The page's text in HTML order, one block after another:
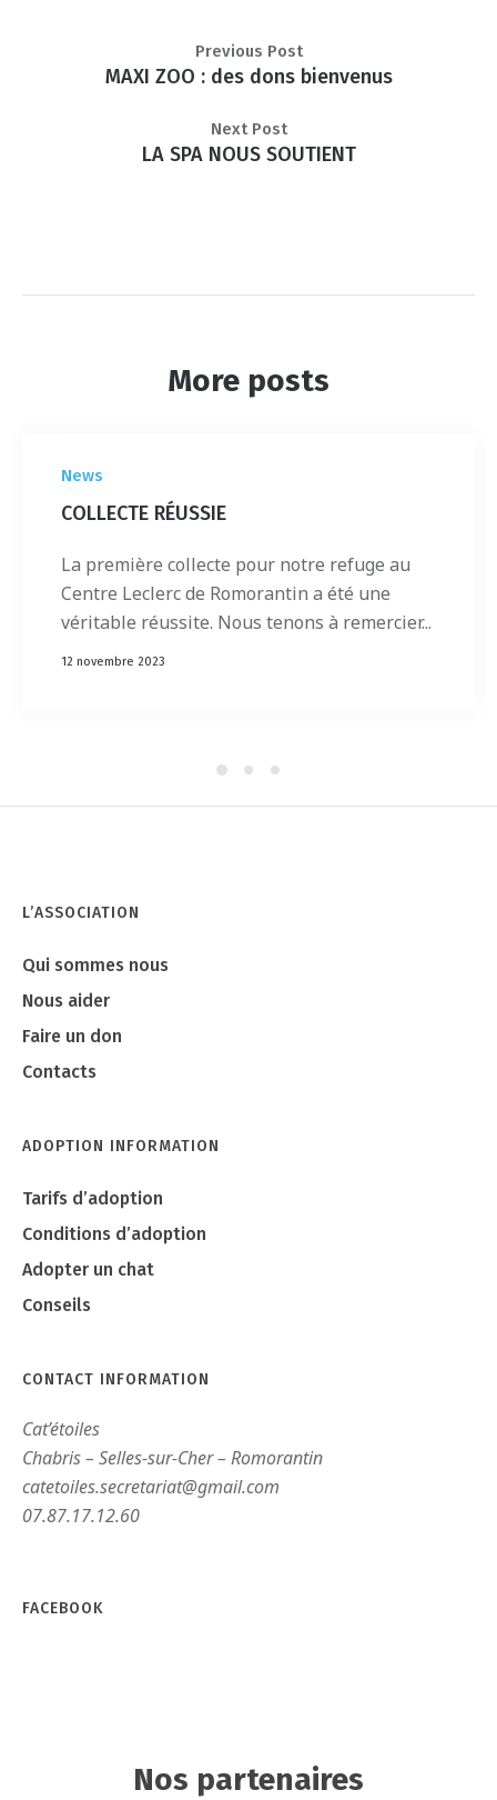
MAXI ZOO : des dons bienvenus
Previous Post
LA SPA NOUS SOUTIENT
Next Post
More posts
News
COLLECTE RÉUSSIE
La première collecte pour notre refuge au
Centre Leclerc de Romorantin a été une
véritable réussite. Nous tenons à remercier...
12 novembre 2023
L’ASSOCIATION
Qui sommes nous
Nous aider
Faire un don
Contacts
ADOPTION INFORMATION
Tarifs d’adoption
Conditions d’adoption
Adopter un chat
Conseils
CONTACT INFORMATION
Cat’étoiles
Chabris – Selles-sur-Cher – Romorantin
catetoiles.secretariat@gmail.com
07.87.17.12.60
FACEBOOK
Nos partenaires